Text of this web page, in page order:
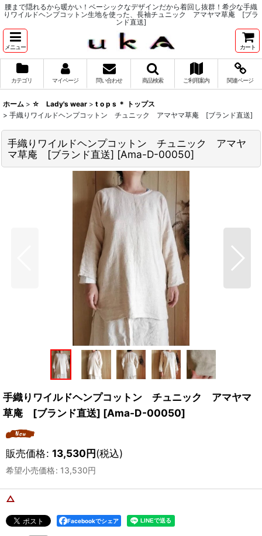
腰まで隠れるから暖かい！ベーシックなデザインだから着回し抜群！希少な手織
りワイルドヘンプコットン生地を使った、長袖チュニック アマヤマ草庵 [ブラ
ンド直送]
メニュー カート
カテゴリ マイページ 問い合わせ 商品検索 ご利用案内 関連ページ
ホーム > ☆ Lady's wear > t o p s ＊ トップス
> 手織りワイルドヘンプコットン チュニック アマヤマ草庵 [ブランド直送]
手織りワイルドヘンプコットン チュニック アマヤ
マ草庵 [ブランド直送] [Ama-D-00050]
手織りワイルドヘンプコットン チュニック アマヤマ
草庵 [ブランド直送] [Ama-D-00050]
販売価格: 13,530円(税込)
希望小売価格: 13,530円
△
Facebookでシェア